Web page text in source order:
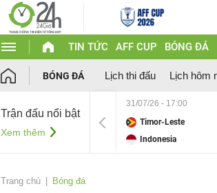
TIN TỨC AFF CUP BÓNG ĐÁ
BÓNG ĐÁ Lịch thi đấu Lịch hôm
Trận đấu nổi bật
Xem thêm
31/07/26 - 17:00
Timor-Leste
Indonesia
Trang chủ Bóng đá